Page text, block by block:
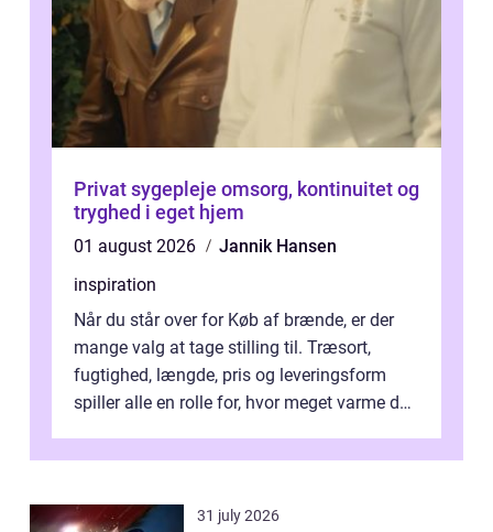
Privat sygepleje omsorg, kontinuitet og
tryghed i eget hjem
01 august 2026
Jannik Hansen
inspiration
Når du står over for Køb af brænde, er der
mange valg at tage stilling til. Træsort,
fugtighed, længde, pris og leveringsform
spiller alle en rolle for, hvor meget varme du
31 july 2026